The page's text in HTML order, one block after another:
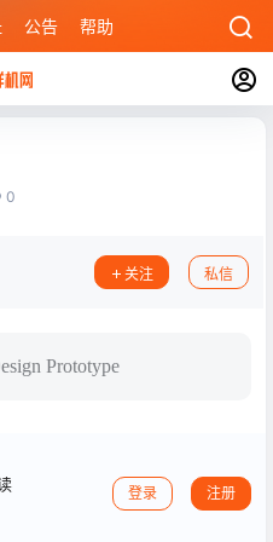
公告 帮助
0
关注 私信
Prototype
登录 注册